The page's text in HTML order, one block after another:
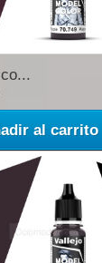
al carrito